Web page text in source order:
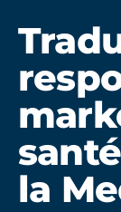
la